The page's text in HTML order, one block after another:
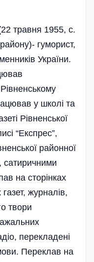
22 травня 1955, с.
гуморист,
України.
у школі та
Рівненської
“Експрес”,
районної
сатиричними
на сторінках
журналів,
твори
перекладені
Переклав на